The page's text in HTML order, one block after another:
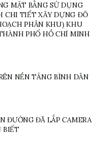
MẶT BẰNG SỬ DỤNG
CHI TIẾT XÂY DỰNG ĐÔ
PHÂN KHU) KHU
PHỐ HỒ CHÍ MINH
NỀN TẢNG BÌNH DÂN
ĐƯỜNG ĐÃ LẮP CAMERA
BIẾT